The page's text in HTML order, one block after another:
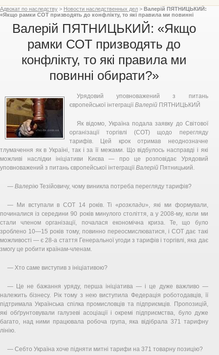
Адвокат по наследству > Новости наследственных дел > Валерій ПЯТНИЦЬКИЙ:
«Якщо рамки СОТ призводять до конфлікту, то які правила ми повинні
Валерій ПЯТНИЦЬКИЙ: «Якщо
рамки СОТ призводять до
конфлікту, то які правила ми
повинні обирати?»
Урядовий уповноважений з питань
європейської інтеграціїВалерій ПЯТНИЦЬКИЙ
Як відомо, Україна подала заявку до Світової
організації торгівлі (СОТ) щодо перегляду
тарифів. Цей крок отримав неоднозначне
тлумачення як в Україні, так і за її межами. Що відбулось насправді і які
можливі наслідки ініціативи Києва — про це розповідає Урядовий
уповноважений з питань європейської інтеграції Валерій Пятницький.
— Валерію Тезійовичу, чому виникла потреба перегляду тарифів?
— Ми вступали в СОТ 14 років. Ті «розклади», які ми формували,
починалися із середини 90 років минулого століття, а у 2008-му, коли ми
стали членом організації, почалася економічна криза. Те, що було
зроблено 10—15 років тому, повинно переосмислюватися, і СОТ дає такі
можливості — є 28-а стаття Генеральної угоди з тарифів і торгівлі, яка дає
змогу це робити країнам-членам.
— Хто саме виступив з ініціативою?
— Це не бажання уряду, перша ініціатива — і це дуже важливо —
належить бізнесу. Рік тому з нею виступила Федерація роботодавців, її
підтримала Українська спілка промисловців та підприємців. Пропозицій,
які обґрунтовували галузеві асоціації і окремі підприємства, було дуже
багато, над ними працювала робоча група, яка відібрала 371 тарифну
лінію.
— Себто Україна хоче підняти митні тарифи на 371 товарну позицію?